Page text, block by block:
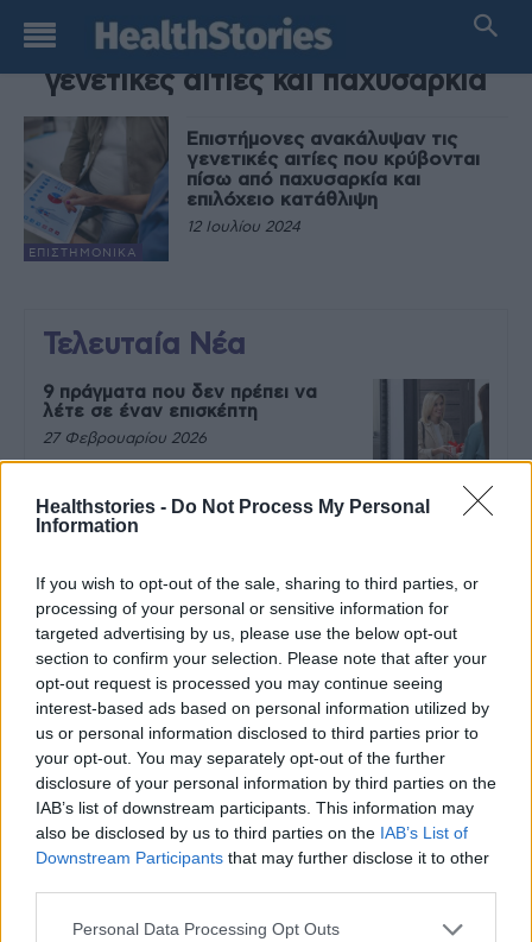
Healthstories - Do Not Process My Personal
Information
If you wish to opt-out of the sale, sharing to third parties, or
processing of your personal or sensitive information for
targeted advertising by us, please use the below opt-out
section to confirm your selection. Please note that after your
opt-out request is processed you may continue seeing
interest-based ads based on personal information utilized by
us or personal information disclosed to third parties prior to
your opt-out. You may separately opt-out of the further
disclosure of your personal information by third parties on the
IAB’s list of downstream participants. This information may
also be disclosed by us to third parties on the IAB’s List of
Downstream Participants that may further disclose it to other
Personal Data Processing Opt Outs
TAG
γενετικές αιτίες και παχυσαρκία
EΠΙΣΤΗΜΟΝΙΚΆ
Επιστήμονες ανακάλυψαν τις
γενετικές αιτίες που κρύβονται
πίσω από παχυσαρκία και
επιλόχειο κατάθλιψη
12 Ιουλίου 2024
Τελευταία Νέα
9 πράγματα που δεν πρέπει να
λέτε σε έναν επισκέπτη
27 Φεβρουαρίου 2026
την υποστήριξη της Be-Live
27 Φεβρουαρίου 2026
Μεταπροπονητική πείνα: Ο λόγος
που θέλεις να καταβροχθίσεις τα
πάντα μετά την άσκηση
27 Φεβρουαρίου 2026
Ωρίων – Σπάνια νοσήματα
συνδέονται με μνημεία που
27 Φεβρουαρίου 2026